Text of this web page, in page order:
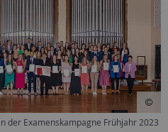
der Examenskampagne Frühjahr 2023